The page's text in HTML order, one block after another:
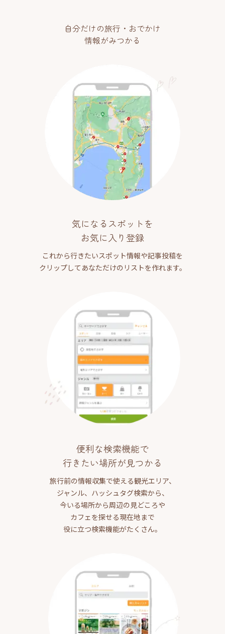
自分だけの旅行・おでかけ
情報がみつかる
気になるスポットを
お気に入り登録
これから行きたいスポット情報や記事投稿を
クリップしてあなただけのリストを作れます。
便利な検索機能で
行きたい場所が見つかる
旅行前の情報収集で使える観光エリア、
ジャンル、ハッシュタグ検索から、
今いる場所から周辺の見どころや
カフェを探せる現在地まで
役に立つ検索機能がたくさん。